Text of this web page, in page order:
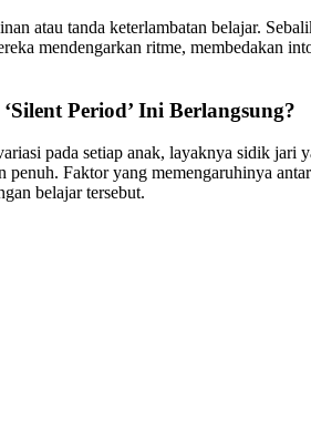
atau tanda keterlambatan belajar.
mendengarkan ritme, membedakan
Period’ Ini Berlangsung?
pada setiap anak, layaknya sidik jari
penuh. Faktor yang memengaruhinya
belajar tersebut.